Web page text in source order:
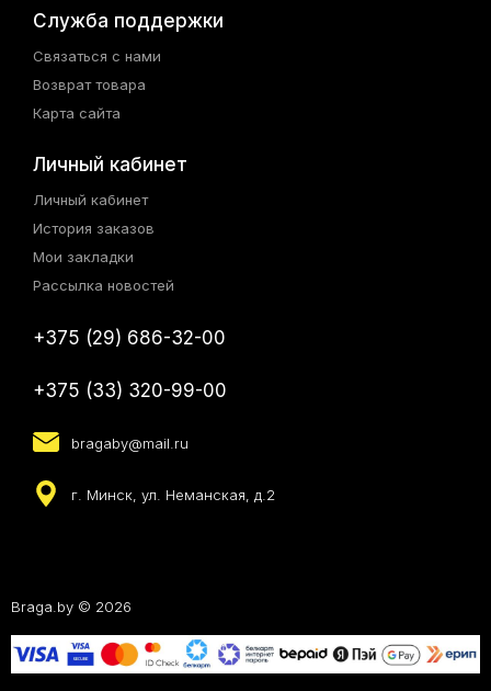
Служба поддержки
Связаться с нами
Возврат товара
Карта сайта
Личный кабинет
Личный кабинет
История заказов
Мои закладки
Рассылка новостей
+375 (29) 686-32-00
+375 (33) 320-99-00
bragaby@mail.ru
г. Минск, ул. Неманская, д.2
Braga.by © 2026